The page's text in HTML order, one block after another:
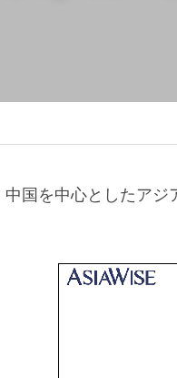
国を中心としたアジ